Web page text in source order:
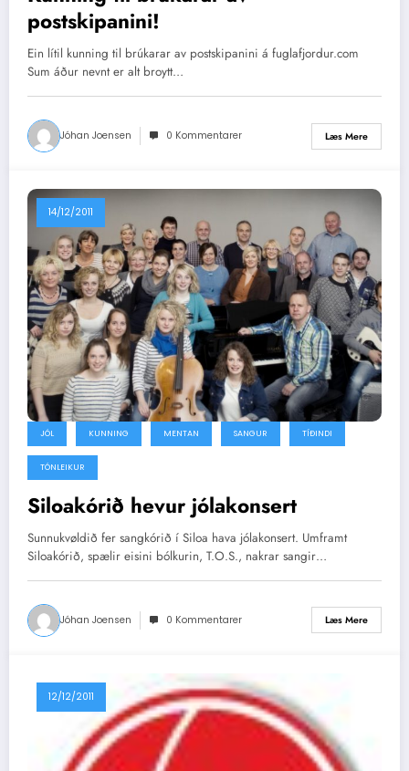
postskipanini!
Ein lítil kunning til brúkarar av postskipanini á fuglafjordur.com
Sum áður nevnt er alt broytt…
Jóhan Joensen 0 Kommentarer Læs Mere
14/12/2011
JÓL KUNNING MENTAN SANGUR TÍÐINDI
TÓNLEIKUR
Siloakórið hevur jólakonsert
Sunnukvøldið fer sangkórið í Siloa hava jólakonsert. Umframt
Siloakórið, spælir eisini bólkurin, T.O.S., nakrar sangir…
Jóhan Joensen 0 Kommentarer Læs Mere
12/12/2011